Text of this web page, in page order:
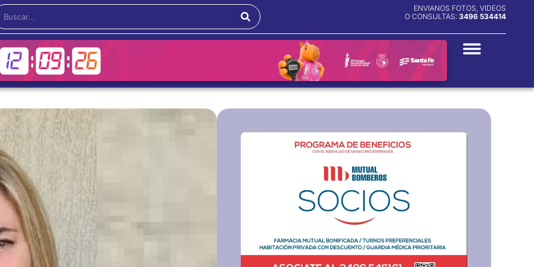
ENVIANOS FOTOS, VIDEOS
O CONSULTAS: 3496 534414